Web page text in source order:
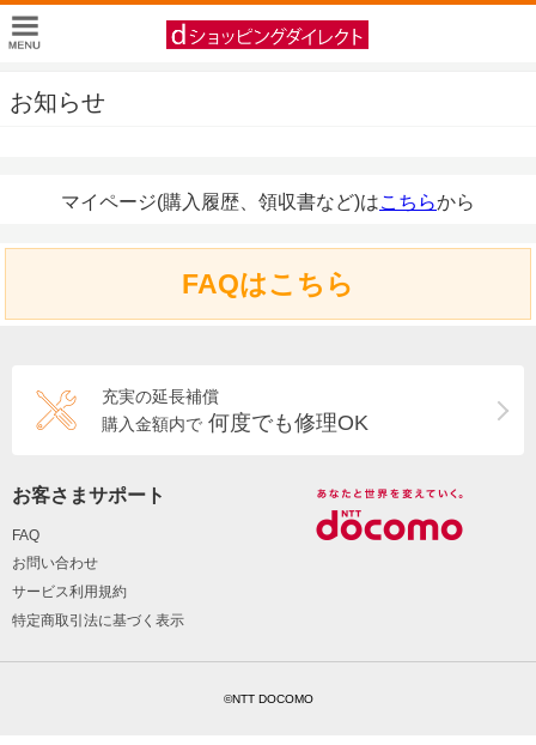
お知らせ
マイページ(購入履歴、領収書など)はこちらから
FAQはこちら
充実の延長補償
購入金額内で 何度でも修理OK
お客さまサポート
FAQ
お問い合わせ
サービス利用規約
特定商取引法に基づく表示
©NTT DOCOMO